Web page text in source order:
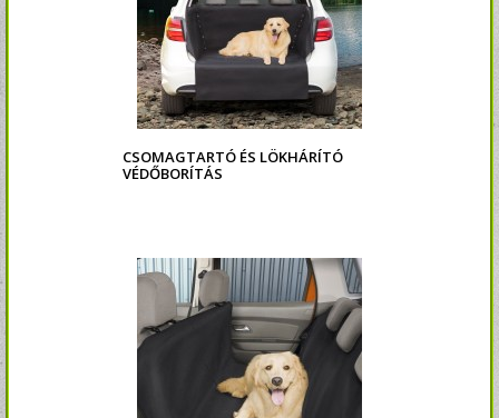
CSOMAGTARTÓ ÉS LÖKHÁRÍTÓ
VÉDŐBORÍTÁS